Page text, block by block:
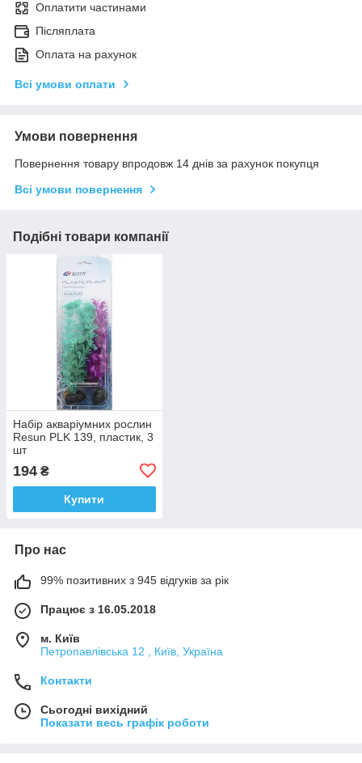
Оплатити частинами
Післяплата
Оплата на рахунок
Всі умови оплати
Умови повернення
Повернення товару впродовж 14 днів за рахунок покупця
Всі умови повернення
Подібні товари компанії
Набір акваріумних рослин
Resun PLK 139, пластик, 3
шт
194 ₴
Купити
Про нас
99% позитивних з 945 відгуків за рік
Працює з 16.05.2018
м. Київ
Петропавлівська 12 , Київ, Україна
Контакти
Сьогодні вихідний
Показати весь графік роботи